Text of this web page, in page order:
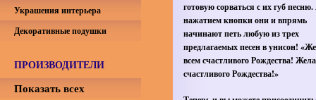
готовую сорваться с их губ
нажатием кнопки они и впрямь
начинают петь любую из трех
предлагаемых песен в унисон!
всем счастливого Рождества!
счастливого Рождества!»
Украшения интерьера
Декоративные подушки
ПРОИЗВОДИТЕЛИ
Показать всех